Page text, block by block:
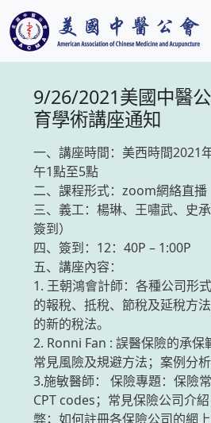
9/26/2021美國中醫
育學術講座通知
一、講座時間：美西時間2021
午1點至5點
二、課程形式：zoom網絡直播
三、義工：楊琳、王嘯武、史
簽到）
四、簽到：12：40P – 1:00P
五、講座內容：
1. 王朝鴻會計師：各種公司形
的報稅、抵稅、節稅及延稅方
的新的稅法。
2. Ronni Fan : 誤醫保險的承保
常見風險及規避方法；案例分析
3.施敏醫師： 保險專題：保險
CPT codes；常見保險公司介
弊；如何註冊各保險公司的網